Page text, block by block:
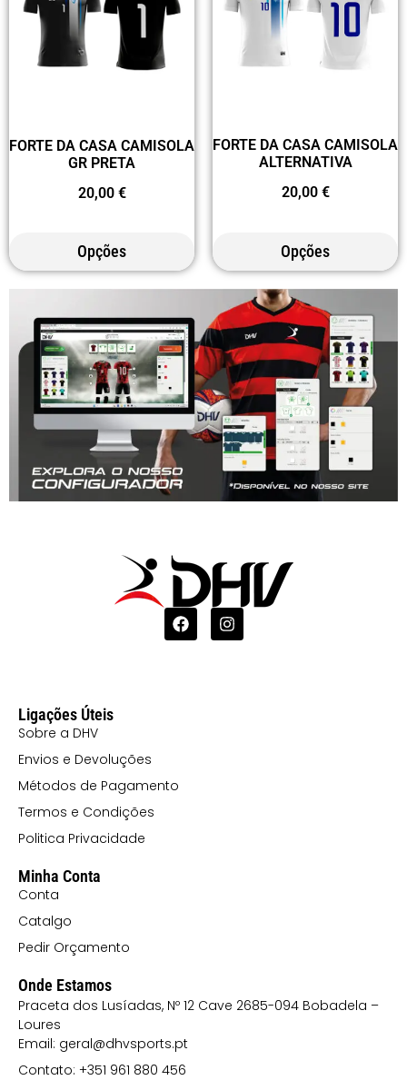
FORTE DA CASA CAMISOLA
GR PRETA
20,00 €
Opções
FORTE DA CASA CAMISOLA
ALTERNATIVA
20,00 €
Opções
Ligações Úteis
Sobre a DHV
Envios e Devoluções
Métodos de Pagamento
Termos e Condições
Politica Privacidade
Minha Conta
Conta
Catalgo
Pedir Orçamento
Onde Estamos
Praceta dos Lusíadas, Nº 12 Cave 2685-094 Bobadela –
Loures
Email: geral@dhvsports.pt
Contato: +351 961 880 456